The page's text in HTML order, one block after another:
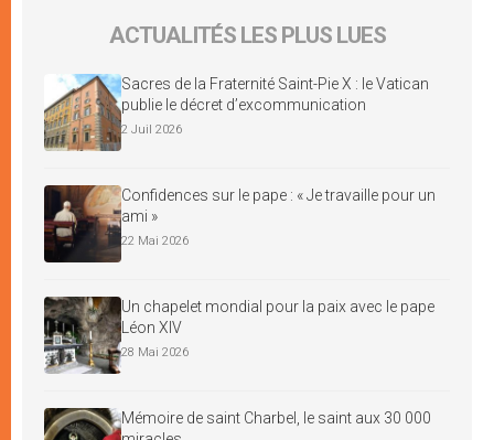
ACTUALITÉS LES PLUS LUES
Sacres de la Fraternité Saint-Pie X : le Vatican
publie le décret d’excommunication
2 Juil 2026
Confidences sur le pape : « Je travaille pour un
ami »
22 Mai 2026
Un chapelet mondial pour la paix avec le pape
Léon XIV
28 Mai 2026
Mémoire de saint Charbel, le saint aux 30 000